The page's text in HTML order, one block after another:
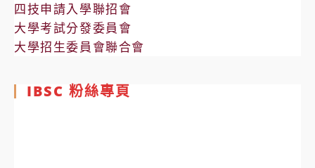
四技申請入學聯招會
大學考試分發委員會
大學招生委員會聯合會
IBSC 粉絲專頁